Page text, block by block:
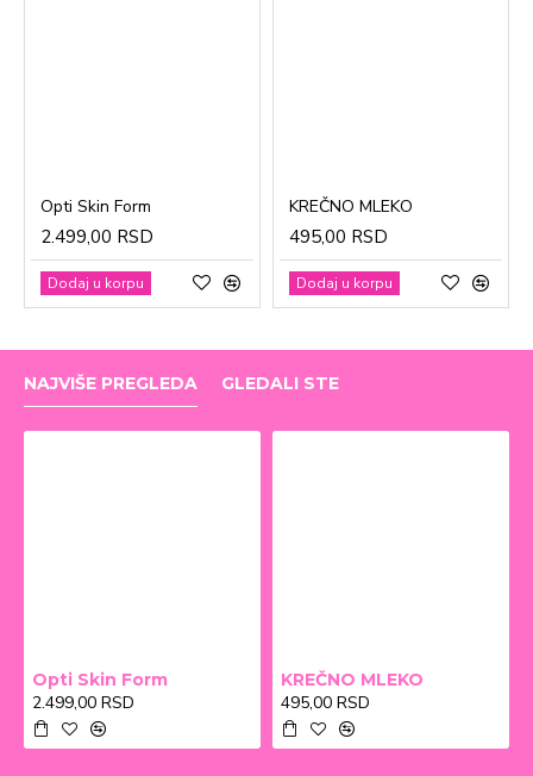
Opti Skin Form
2.499,00 RSD
Dodaj u korpu
KREČNO MLEKO
495,00 RSD
Dodaj u korpu
NAJVIŠE PREGLEDA GLEDALI STE
Opti Skin Form
2.499,00 RSD
KREČNO MLEKO
495,00 RSD